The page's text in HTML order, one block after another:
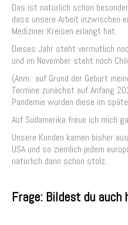
Das ist natürlich schon
dass unsere Arbeit inzwischen
Mediziner Kreisen erlangt hat.
Dieses Jahr steht vermutlich
und im November steht noch
(Anm.: auf Grund der Geburt
Termine zunächst auf Anfang
Pandemie wurden diese im
Auf Südamerika freue ich mich
Unsere Kunden kamen bisher
USA und so ziemlich jedem
natürlich dann schon stolz.
Frage: Bildest du auch